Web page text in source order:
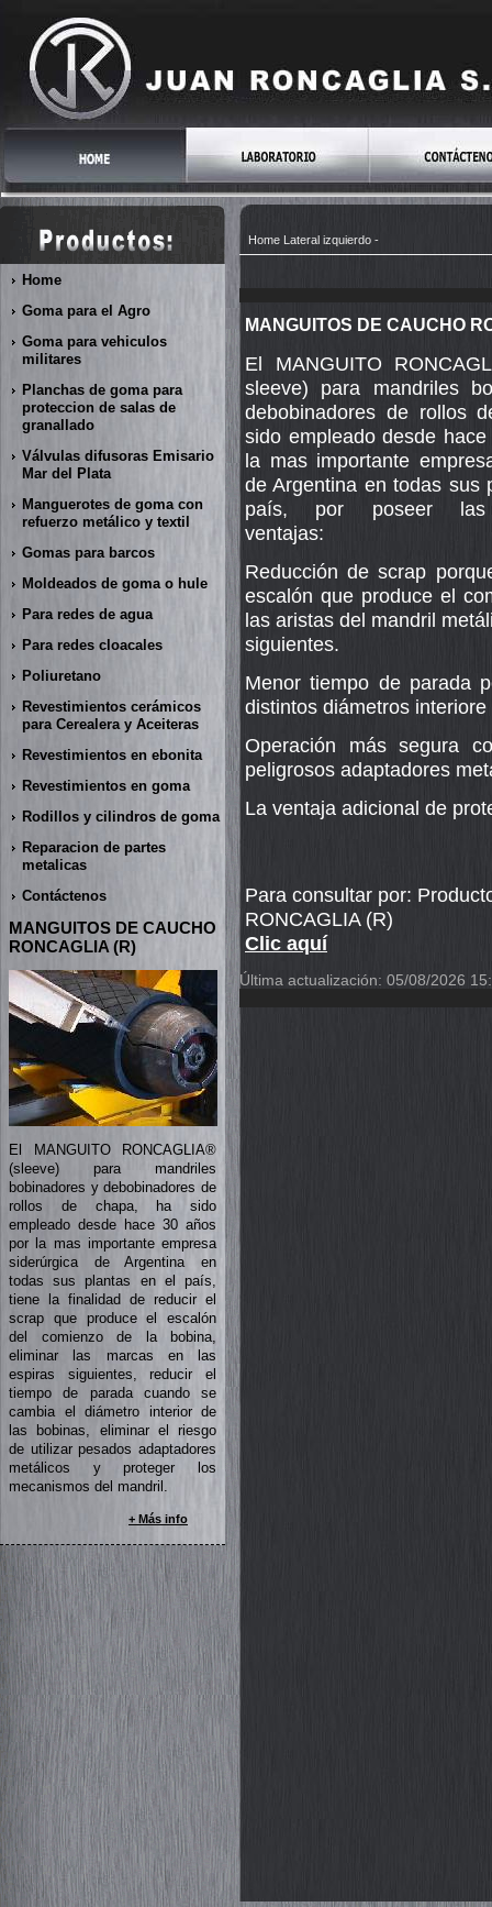
Home Lateral izquierdo -
MANGUITOS DE CAUCHO
El MANGUITO
sleeve) para mandriles
debobinadores de rollos
sido empleado desde
la mas importante
de Argentina en todas sus
país, por poseer las
ventajas:
Reducción de scrap
escalón que produce el
las aristas del mandril
siguientes.
Menor tiempo de parada
distintos diámetros
Operación más segura
peligrosos adaptadores
La ventaja adicional de
Para consultar por:
RONCAGLIA (R)
Clic aquí
Última actualización: 05/08/2026
Home
Goma para el Agro
Goma para vehiculos
militares
Planchas de goma para
proteccion de salas de
granallado
Válvulas difusoras Emisario
Mar del Plata
Manguerotes de goma con
refuerzo metálico y textil
Gomas para barcos
Moldeados de goma o hule
Para redes de agua
Para redes cloacales
Poliuretano
Revestimientos cerámicos
para Cerealera y Aceiteras
Revestimientos en ebonita
Revestimientos en goma
Rodillos y cilindros de goma
Reparacion de partes
metalicas
Contáctenos
MANGUITOS DE CAUCHO
RONCAGLIA (R)
El MANGUITO RONCAGLIA®
(sleeve) para mandriles
bobinadores y debobinadores de
rollos de chapa, ha sido
empleado desde hace 30 años
por la mas importante empresa
siderúrgica de Argentina en
todas sus plantas en el país,
tiene la finalidad de reducir el
scrap que produce el escalón
del comienzo de la bobina,
eliminar las marcas en las
espiras siguientes, reducir el
tiempo de parada cuando se
cambia el diámetro interior de
las bobinas, eliminar el riesgo
de utilizar pesados adaptadores
metálicos y proteger los
mecanismos del mandril.
+ Más info